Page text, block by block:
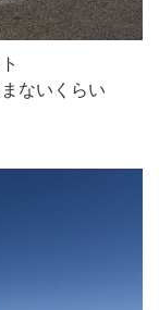
ないくらい